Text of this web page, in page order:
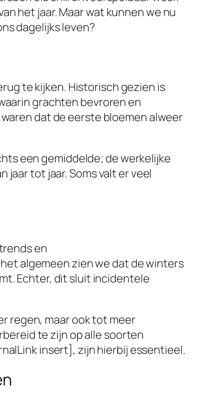
het jaar. Maar wat kunnen we nu
dagelijks leven?
te kijken. Historisch gezien is
grachten bevroren en
dat de eerste bloemen alweer
een gemiddelde; de werkelijke
tot jaar. Soms valt er veel
en
algemeen zien we dat de winters
Echter, dit sluit incidentele
regen, maar ook tot meer
te zijn op alle soorten
insert], zijn hierbij essentieel.